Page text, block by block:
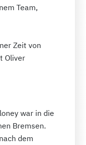
Team,
Zeit von
Oliver
war in die
Bremsen.
dem